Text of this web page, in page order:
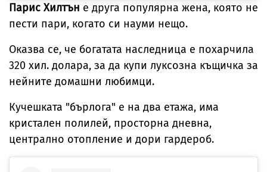
Парис Хилтън е друга популярна жена, която не
пести пари, когато си науми нещо.
Оказва се, че богатата наследница е похарчила
320 хил. долара, за да купи луксозна къщичка за
нейните домашни любимци.
Кучешката "бърлога" е на два етажа, има
кристален полилей, просторна дневна,
централно отопление и дори гардероб.